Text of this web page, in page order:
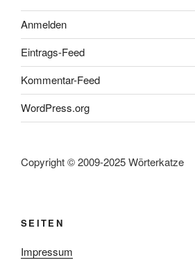
Anmelden
Eintrags-Feed
Kommentar-Feed
WordPress.org
Copyright © 2009-2025 Wörterkatze
SEITEN
Impressum